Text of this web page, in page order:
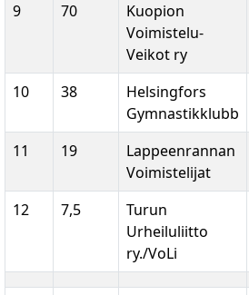
9
70
Kuopion
Voimistelu-
Veikot ry
10
38
Helsingfors
Gymnastikklubb
11
19
Lappeenrannan
Voimistelijat
12
7,5
Turun
Urheiluliitto
ry./VoLi